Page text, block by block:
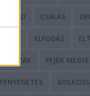
CSALÁD CSALÁS
ELFOGÁS
ERŐSZAK FEJÉR MEGYE
FENYEGETÉS